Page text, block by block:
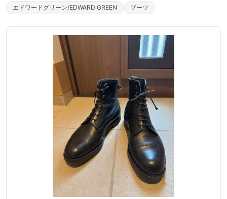
エドワードグリーン/EDWARD GREEN ブーツ